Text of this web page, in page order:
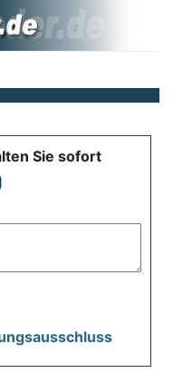
Sie sofort